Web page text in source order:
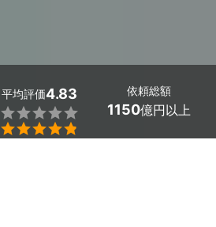
平均評価4.83


依頼総額
1150億円以上